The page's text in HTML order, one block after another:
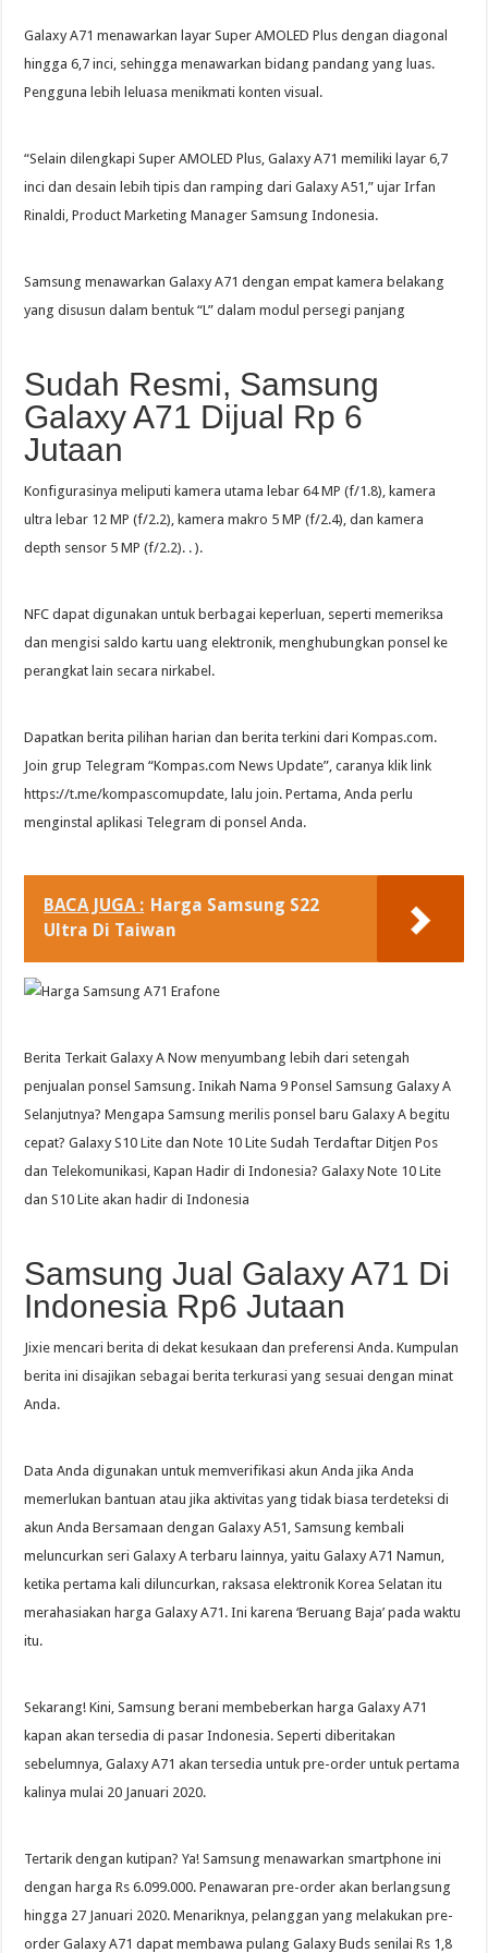
Galaxy A71 menawarkan layar Super AMOLED Plus dengan diagonal
hingga 6,7 ​​inci, sehingga menawarkan bidang pandang yang luas.
Pengguna lebih leluasa menikmati konten visual.
“Selain dilengkapi Super AMOLED Plus, Galaxy A71 memiliki layar 6,7
inci dan desain lebih tipis dan ramping dari Galaxy A51,” ujar Irfan
Rinaldi, Product Marketing Manager Samsung Indonesia.
Samsung menawarkan Galaxy A71 dengan empat kamera belakang
yang disusun dalam bentuk “L” dalam modul persegi panjang
Sudah Resmi, Samsung
Galaxy A71 Dijual Rp 6
Jutaan
Konfigurasinya meliputi kamera utama lebar 64 MP (f/1.8), kamera
ultra lebar 12 MP (f/2.2), kamera makro 5 MP (f/2.4), dan kamera
depth sensor 5 MP (f/2.2). . ).
NFC dapat digunakan untuk berbagai keperluan, seperti memeriksa
dan mengisi saldo kartu uang elektronik, menghubungkan ponsel ke
perangkat lain secara nirkabel.
Dapatkan berita pilihan harian dan berita terkini dari Kompas.com.
Join grup Telegram “Kompas.com News Update”, caranya klik link
https://t.me/kompascomupdate, lalu join. Pertama, Anda perlu
menginstal aplikasi Telegram di ponsel Anda.
BACA JUGA : Harga Samsung S22
Ultra Di Taiwan
Berita Terkait Galaxy A Now menyumbang lebih dari setengah
penjualan ponsel Samsung. Inikah Nama 9 Ponsel Samsung Galaxy A
Selanjutnya? Mengapa Samsung merilis ponsel baru Galaxy A begitu
cepat? Galaxy S10 Lite dan Note 10 Lite Sudah Terdaftar Ditjen Pos
dan Telekomunikasi, Kapan Hadir di Indonesia? Galaxy Note 10 Lite
dan S10 Lite akan hadir di Indonesia
Samsung Jual Galaxy A71 Di
Indonesia Rp6 Jutaan
Jixie mencari berita di dekat kesukaan dan preferensi Anda. Kumpulan
berita ini disajikan sebagai berita terkurasi yang sesuai dengan minat
Anda.
Data Anda digunakan untuk memverifikasi akun Anda jika Anda
memerlukan bantuan atau jika aktivitas yang tidak biasa terdeteksi di
akun Anda Bersamaan dengan Galaxy A51, Samsung kembali
meluncurkan seri Galaxy A terbaru lainnya, yaitu Galaxy A71 Namun,
ketika pertama kali diluncurkan, raksasa elektronik Korea Selatan itu
merahasiakan harga Galaxy A71. Ini karena ‘Beruang Baja’ pada waktu
itu.
Sekarang! Kini, Samsung berani membeberkan harga Galaxy A71
kapan akan tersedia di pasar Indonesia. Seperti diberitakan
sebelumnya, Galaxy A71 akan tersedia untuk pre-order untuk pertama
kalinya mulai 20 Januari 2020.
Tertarik dengan kutipan? Ya! Samsung menawarkan smartphone ini
dengan harga Rs 6.099.000. Penawaran pre-order akan berlangsung
hingga 27 Januari 2020. Menariknya, pelanggan yang melakukan pre-
order Galaxy A71 dapat membawa pulang Galaxy Buds senilai Rs 1,8